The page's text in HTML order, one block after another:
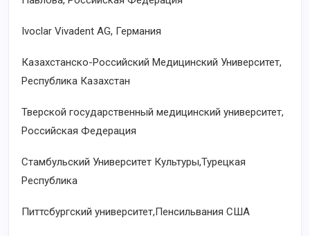
Ivoclar Vivadent AG, Германия
Казахстанско-Российский Медицинский Университет,
Республика Казахстан
Тверской государственный медицинский университет,
Российская Федерация
Стамбульский Университет Культуры,Турецкая
Республика
Питтсбургский университет,Пенсильвания США